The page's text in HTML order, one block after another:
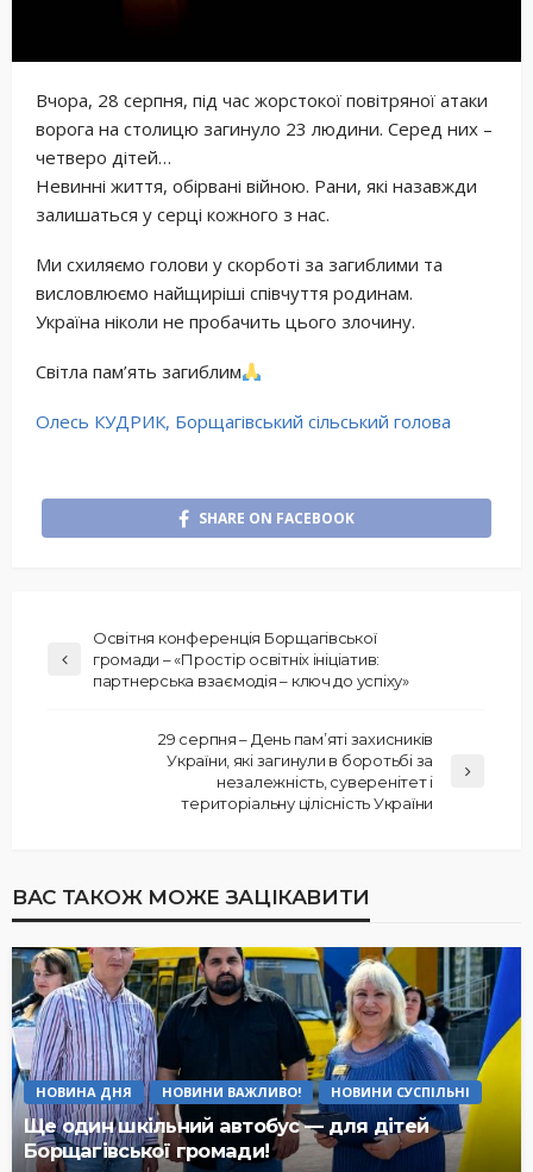
Вчора, 28 серпня, під час жорстокої повітряної атаки
ворога на столицю загинуло 23 людини. Серед них –
четверо дітей…
Невинні життя, обірвані війною. Рани, які назавжди
залишаться у серці кожного з нас.
Ми схиляємо голови у скорботі за загиблими та
висловлюємо найщиріші співчуття родинам.
Україна ніколи не пробачить цього злочину.
Світла пам’ять загиблим
Олесь КУДРИК, Борщагівський сільський голова
SHARE ON FACEBOOK
Освітня конференція Борщагівської
громади – «Простір освітніх ініціатив:
партнерська взаємодія – ключ до успіху»
29 серпня – День пам’яті захисників
України, які загинули в боротьбі за
незалежність, суверенітет і
територіальну цілісність України
ВАС ТАКОЖ МОЖЕ ЗАЦІКАВИТИ
НОВИНА ДНЯ НОВИНИ ВАЖЛИВО! НОВИНИ СУСПІЛЬНІ
Ще один шкільний автобус — для дітей
Борщагівської громади!